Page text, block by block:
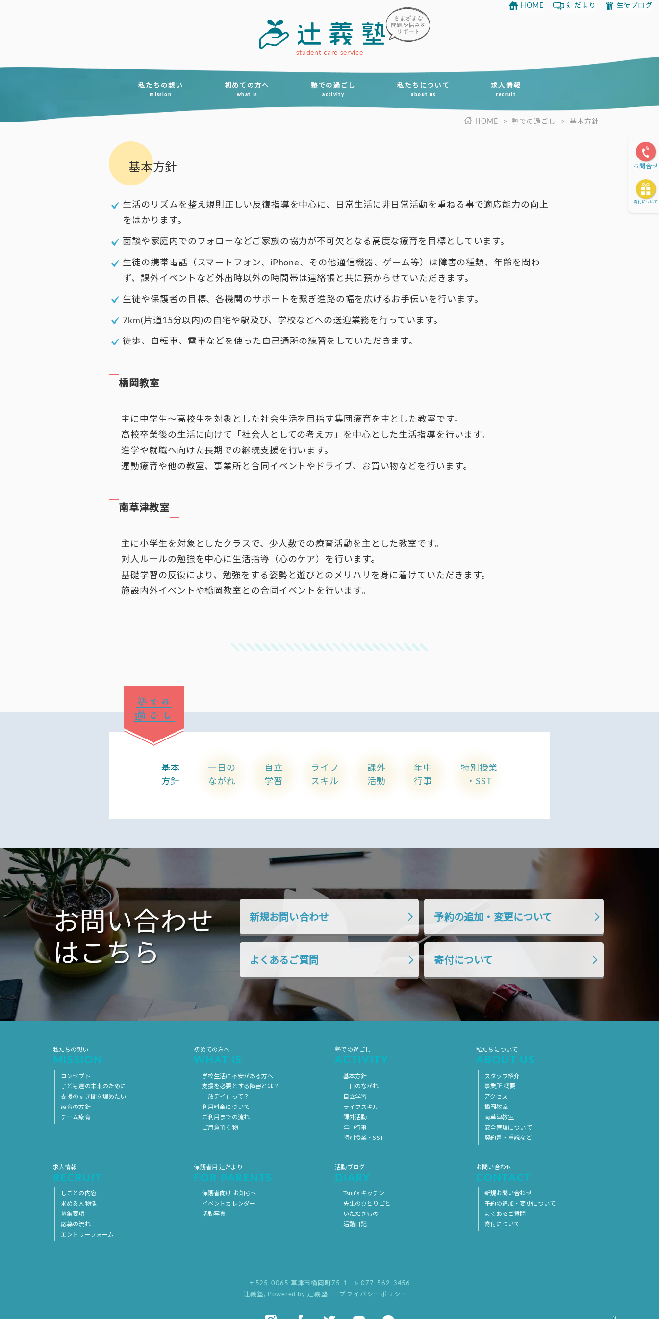
ツ
student care service
私たちの想い
mission
初めての方へ
what is
塾での過ごし
activity
私たちについて
about us
求人情報
recruit
HOME 辻だより 生徒ブログ
お問合せ
寄付について
HOME > 塾での過ごし > 基本方針
基本方針
生活のリズムを整え規則正しい反復指導を中心に、日常生活に非日常活動を重ねる事で適応能力の向上
をはかります。
面談や家庭内でのフォローなどご家族の協力が不可欠となる高度な療育を目標としています。
生徒の携帯電話（スマートフォン、iPhone、その他通信機器、ゲーム等）は障害の種類、年齢を問わ
ず、課外イベントなど外出時以外の時間帯は連絡帳と共に預からせていただきます。
生徒や保護者の目標、各機関のサポートを繋ぎ進路の幅を広げるお手伝いを行います。
7km(片道15分以内)の自宅や駅及び、学校などへの送迎業務を行っています。
徒歩、自転車、電車などを使った自己通所の練習をしていただきます。
橋岡教室
主に中学生～高校生を対象とした社会生活を目指す集団療育を主とした教室です。
高校卒業後の生活に向けて「社会人としての考え方」を中心とした生活指導を行います。
進学や就職へ向けた長期での継続支援を行います。
運動療育や他の教室、事業所と合同イベントやドライブ、お買い物などを行います。
南草津教室
主に小学生を対象としたクラスで、少人数での療育活動を主とした教室です。
対人ルールの勉強を中心に生活指導（心のケア）を行います。
基礎学習の反復により、勉強をする姿勢と遊びとのメリハリを身に着けていただきます。
施設内外イベントや橋岡教室との合同イベントを行います。
塾での
過ごし
基本
方針
一日の
ながれ
自立
学習
ライフ
スキル
課外
活動
年中
行事
特別授業
・SST
お問い合わせ
はこちら
新規お問い合わせ 予約の追加・変更について
よくあるご質問 寄付について
私たちの想い
MISSION
コンセプト
子ども達の未来のために
支援のすき間を埋めたい
療育の方針
チーム療育
初めての方へ
WHAT IS
学校生活に不安がある方へ
支援を必要とする障害とは？
「放デイ」って？
利用料金について
ご利用までの流れ
ご用意頂く物
塾での過ごし
ACTIVITY
基本方針
一日のながれ
自立学習
ライフスキル
課外活動
年中行事
特別授業・SST
私たちについて
ABOUT US
スタッフ紹介
事業所 概要
アクセス
橋岡教室
南草津教室
安全管理について
契約書・重説など
求人情報
RECRUIT
しごとの内容
求める人物像
募集要項
応募の流れ
エントリーフォーム
保護者用 辻だより
FOR PARENTS
保護者向け お知らせ
イベントカレンダー
活動写真
活動ブログ
DIARY
Tsuji’s キッチン
先生のひとりごと
いただきもの
活動日記
お問い合わせ
CONTACT
新規お問い合わせ
予約の追加・変更について
よくあるご質問
寄付について
〒525-0065 草津市橋岡町75-1
℡077-562-3456
辻義塾, Powered by 辻義塾. プライバシーポリシー